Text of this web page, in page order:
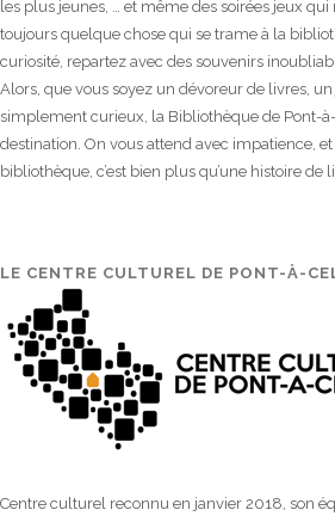
les plus jeunes, … et même des soirées jeux
toujours quelque chose qui se trame à la
curiosité, repartez avec des souvenirs
Alors, que vous soyez un dévoreur de livres,
simplement curieux, la Bibliothèque de Pont-
destination. On vous attend avec impatience, et
bibliothèque, c’est bien plus qu’une histoire de
LE CENTRE CULTUREL DE PONT-À-
Centre culturel reconnu en janvier 2018, son